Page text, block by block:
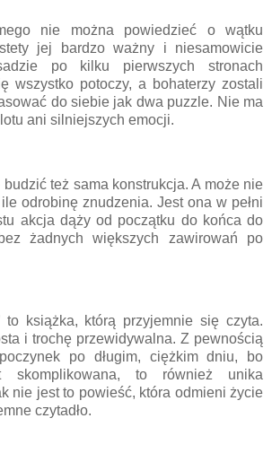
nie można powiedzieć o wątku
jej bardzo ważny i niesamowicie
po kilku pierwszych stronach
wszystko potoczy, a bohaterzy zostali
do siebie jak dwa puzzle. Nie ma
ani silniejszych emocji.
też sama konstrukcja. A może nie
odrobinę znudzenia. Jest ona w pełni
akcja dąży od początku do końca do
żadnych większych zawirowań po
to książka, którą przyjemnie się czyta.
i trochę przewidywalna. Z pewnością
po długim, ciężkim dniu, bo
to również unika
nie jest to powieść, która odmieni życie
czytadło.